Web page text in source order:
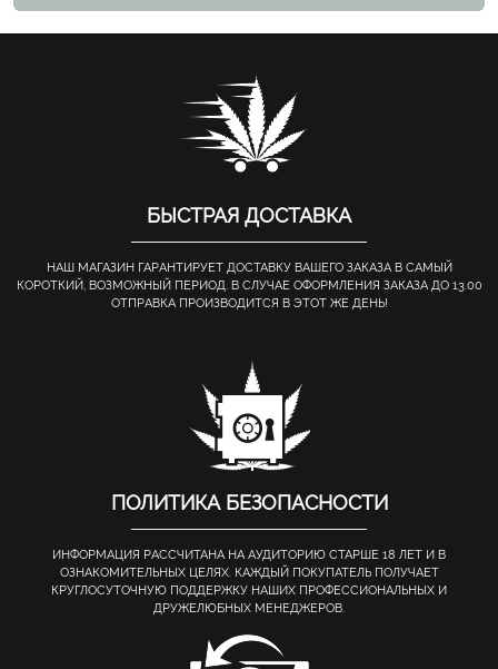
БЫСТРАЯ ДОСТАВКА
НАШ МАГАЗИН ГАРАНТИРУЕТ ДОСТАВКУ ВАШЕГО ЗАКАЗА В САМЫЙ
КОРОТКИЙ, ВОЗМОЖНЫЙ ПЕРИОД. В СЛУЧАЕ ОФОРМЛЕНИЯ ЗАКАЗА ДО 13.00
ОТПРАВКА ПРОИЗВОДИТСЯ В ЭТОТ ЖЕ ДЕНЬ!
ПОЛИТИКА БЕЗОПАСНОСТИ
ИНФОРМАЦИЯ РАССЧИТАНА НА АУДИТОРИЮ СТАРШЕ 18 ЛЕТ И В
ОЗНАКОМИТЕЛЬНЫХ ЦЕЛЯХ. КАЖДЫЙ ПОКУПАТЕЛЬ ПОЛУЧАЕТ
КРУГЛОСУТОЧНУЮ ПОДДЕРЖКУ НАШИХ ПРОФЕССИОНАЛЬНЫХ И
ДРУЖЕЛЮБНЫХ МЕНЕДЖЕРОВ.